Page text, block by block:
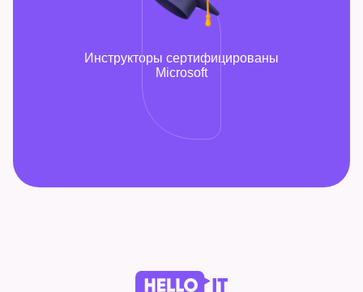
Инструкторы сертифицированы
Microsoft